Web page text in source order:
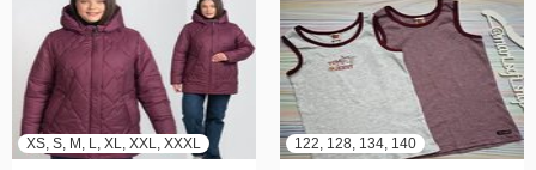
XS, S, M, L, XL, XXL, XXXL 122, 128, 134, 140